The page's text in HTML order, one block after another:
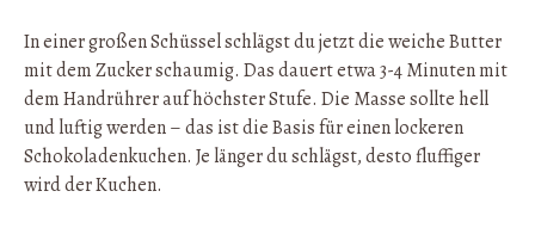
In einer großen Schüssel schlägst du jetzt die weiche Butter
mit dem Zucker schaumig. Das dauert etwa 3-4 Minuten mit
dem Handrührer auf höchster Stufe. Die Masse sollte hell
und luftig werden – das ist die Basis für einen lockeren
Schokoladenkuchen. Je länger du schlägst, desto fluffiger
wird der Kuchen.